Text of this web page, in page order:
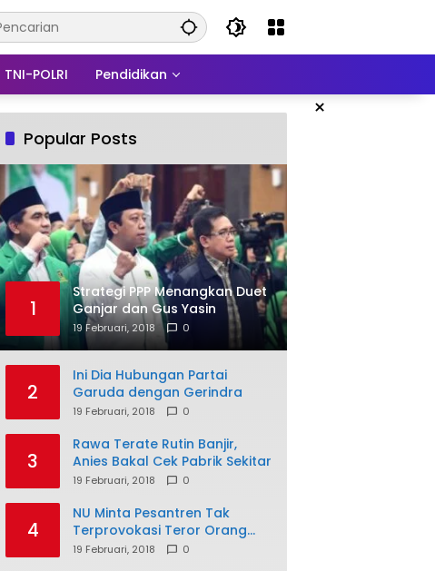
TNI-POLRI Pendidikan
×
Popular Posts
1
Strategi PPP Menangkan Duet
Ganjar dan Gus Yasin
19 Februari, 2018 0
2
Ini Dia Hubungan Partai
Garuda dengan Gerindra
19 Februari, 2018 0
3
Rawa Terate Rutin Banjir,
Anies Bakal Cek Pabrik Sekitar
19 Februari, 2018 0
4
NU Minta Pesantren Tak
Terprovokasi Teror Orang
Gila
19 Februari, 2018 0